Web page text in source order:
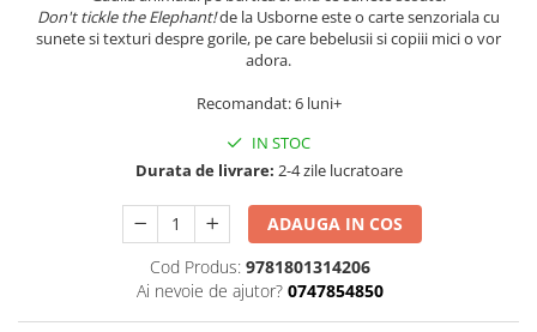
Don't tickle the Elephant!de la Usborne este o carte senzoriala cu
sunete si texturi despre gorile, pe care bebelusii si copiii mici o vor
adora.
Recomandat: 6 luni+
IN STOC
Durata de livrare: 2-4 zile lucratoare
ADAUGA IN COS
Cod Produs: 9781801314206
Ai nevoie de ajutor? 0747854850